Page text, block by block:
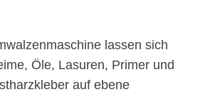
lassen sich
Öle, Lasuren, Primer und
auf ebene